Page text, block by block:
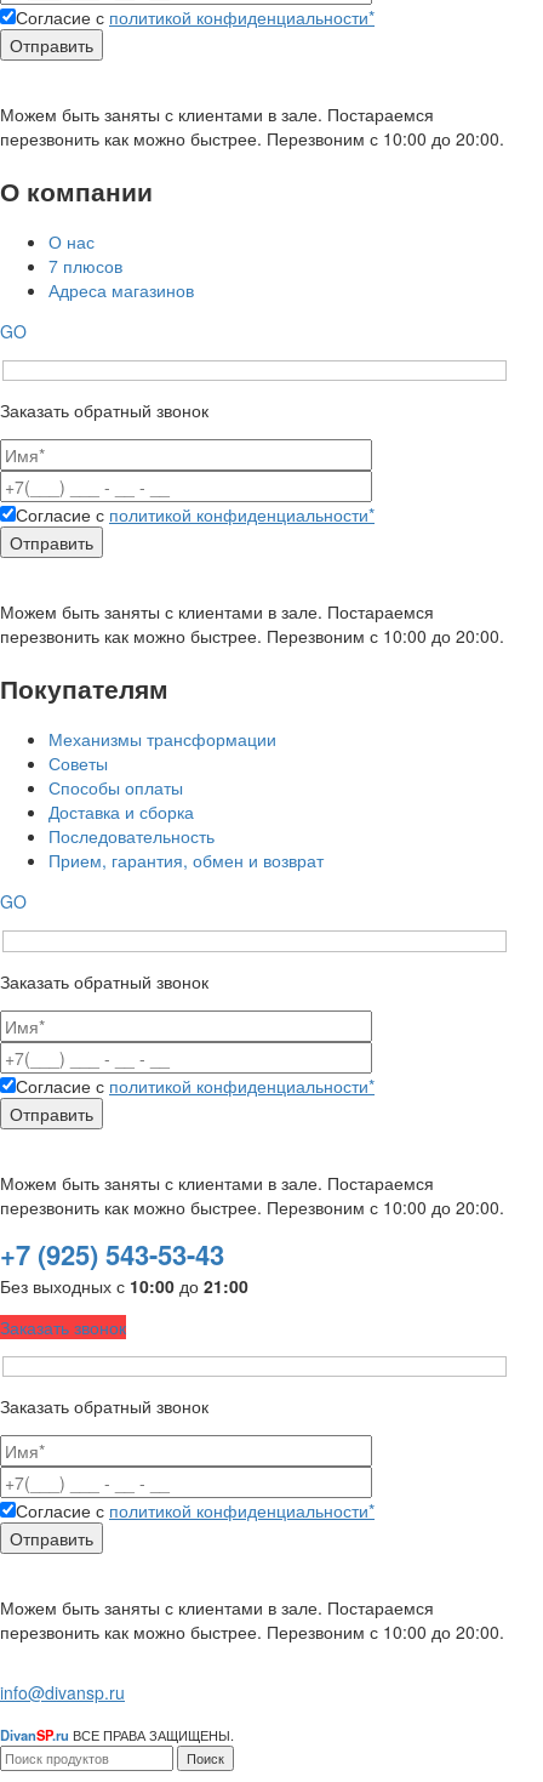
Согласие с политикой конфиденциальности*
Можем быть заняты с клиентами в зале. Постараемся
перезвонить как можно быстрее. Перезвоним с 10:00 до 20:00.
О компании
О нас
7 плюсов
Адреса магазинов
GO
Заказать обратный звонок
Согласие с политикой конфиденциальности*
Можем быть заняты с клиентами в зале. Постараемся
перезвонить как можно быстрее. Перезвоним с 10:00 до 20:00.
Покупателям
Механизмы трансформации
Советы
Способы оплаты
Доставка и сборка
Последовательность
Прием, гарантия, обмен и возврат
GO
Заказать обратный звонок
Согласие с политикой конфиденциальности*
Можем быть заняты с клиентами в зале. Постараемся
перезвонить как можно быстрее. Перезвоним с 10:00 до 20:00.
+7 (925) 543-53-43
Без выходных с 10:00 до 21:00
Заказать звонок
Заказать обратный звонок
Согласие с политикой конфиденциальности*
Можем быть заняты с клиентами в зале. Постараемся
перезвонить как можно быстрее. Перезвоним с 10:00 до 20:00.
info@divansp.ru
DivanSP.ru ВСЕ ПРАВА ЗАЩИЩЕНЫ.
Поиск